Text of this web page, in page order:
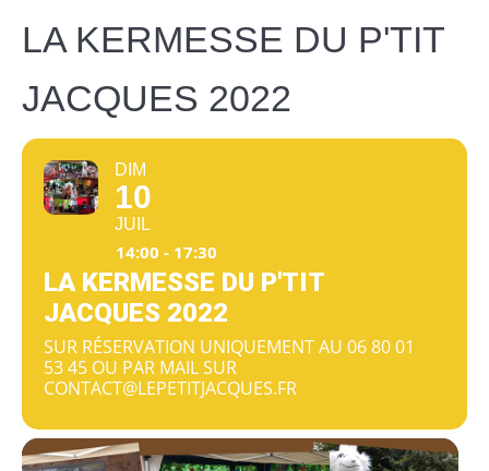
LA KERMESSE DU P'TIT
JACQUES 2022
DIM
10
JUIL
14:00 - 17:30
LA KERMESSE DU P'TIT
JACQUES 2022
SUR RÉSERVATION UNIQUEMENT AU 06 80 01
53 45 OU PAR MAIL SUR
CONTACT@LEPETITJACQUES.FR